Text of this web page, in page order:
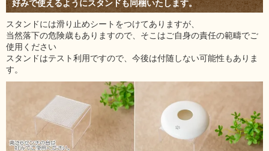
好みで使えるようにスタンドも同梱いたします。
スタンドには滑り止めシートをつけてありますが、
当然落下の危険歳もありますので、そこはご自身の責任の範疇でご
使用ください
スタンドはテスト利用ですので、今後は付随しない可能性もありま
す。